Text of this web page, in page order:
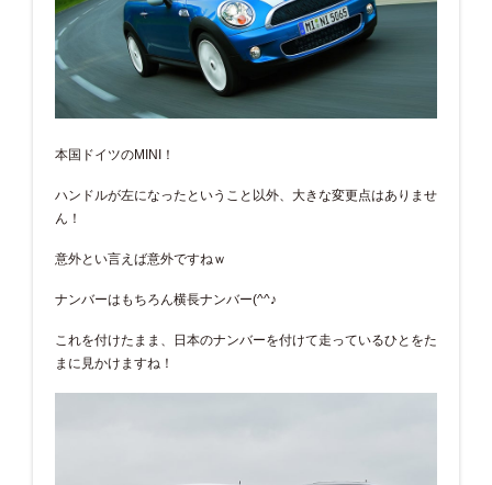
本国ドイツのMINI！
ハンドルが左になったということ以外、大きな変更点はありませ
ん！
意外とい言えば意外ですねｗ
ナンバーはもちろん横長ナンバー(^^♪
これを付けたまま、日本のナンバーを付けて走っているひとをた
まに見かけますね！